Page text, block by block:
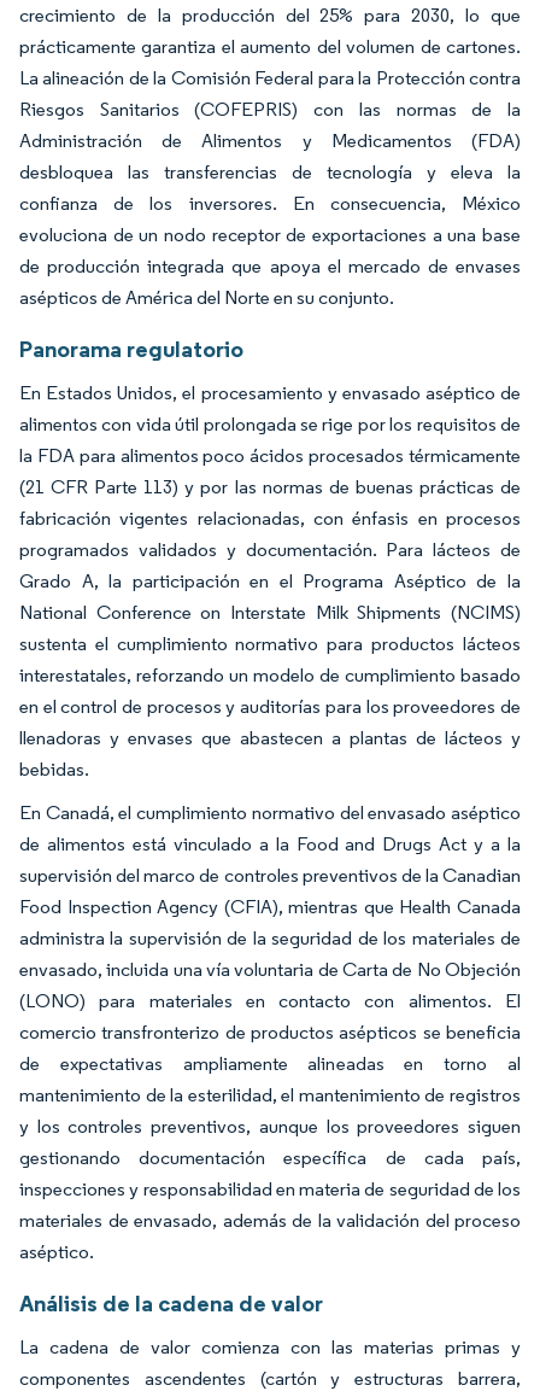
crecimiento de la producción del 25% para 2030, lo que
prácticamente garantiza el aumento del volumen de cartones.
La alineación de la Comisión Federal para la Protección contra
Riesgos Sanitarios (COFEPRIS) con las normas de la
Administración de Alimentos y Medicamentos (FDA)
desbloquea las transferencias de tecnología y eleva la
confianza de los inversores. En consecuencia, México
evoluciona de un nodo receptor de exportaciones a una base
de producción integrada que apoya el mercado de envases
asépticos de América del Norte en su conjunto.
Panorama regulatorio
En Estados Unidos, el procesamiento y envasado aséptico de
alimentos con vida útil prolongada se rige por los requisitos de
la FDA para alimentos poco ácidos procesados térmicamente
(21 CFR Parte 113) y por las normas de buenas prácticas de
fabricación vigentes relacionadas, con énfasis en procesos
programados validados y documentación. Para lácteos de
Grado A, la participación en el Programa Aséptico de la
National Conference on Interstate Milk Shipments (NCIMS)
sustenta el cumplimiento normativo para productos lácteos
interestatales, reforzando un modelo de cumplimiento basado
en el control de procesos y auditorías para los proveedores de
llenadoras y envases que abastecen a plantas de lácteos y
bebidas.
En Canadá, el cumplimiento normativo del envasado aséptico
de alimentos está vinculado a la Food and Drugs Act y a la
supervisión del marco de controles preventivos de la Canadian
Food Inspection Agency (CFIA), mientras que Health Canada
administra la supervisión de la seguridad de los materiales de
envasado, incluida una vía voluntaria de Carta de No Objeción
(LONO) para materiales en contacto con alimentos. El
comercio transfronterizo de productos asépticos se beneficia
de expectativas ampliamente alineadas en torno al
mantenimiento de la esterilidad, el mantenimiento de registros
y los controles preventivos, aunque los proveedores siguen
gestionando documentación específica de cada país,
inspecciones y responsabilidad en materia de seguridad de los
materiales de envasado, además de la validación del proceso
aséptico.
Análisis de la cadena de valor
La cadena de valor comienza con las materias primas y
componentes ascendentes (cartón y estructuras barrera,